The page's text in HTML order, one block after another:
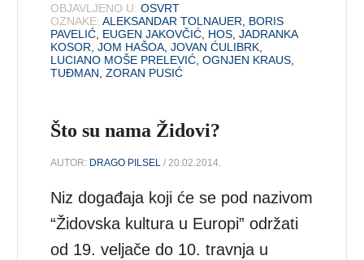
OBJAVLJENO U: OSVRT
OZNAKE: ALEKSANDAR TOLNAUER
BORIS
PAVELIĆ EUGEN JAKOVČIĆ HOS ,JADRANKA
KOSOR ,JOM HAŠOA ,JOVAN ĆULIBRK
LUCIANO MOŠE PRELEVIĆ ,OGNJEN KRAUS
TUĐMAN ,ZORAN PUSIĆ
Što su nama Židovi?
AUTOR: DRAGO PILSEL / 20.02.2014.
Niz događaja koji će se pod nazivom
“Židovska kultura u Europi” održati
od 19. veljače do 10. travnja u